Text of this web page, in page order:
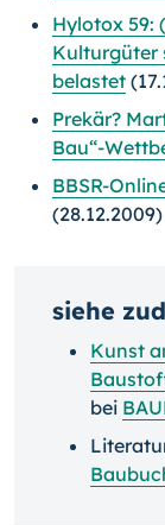
Hylotox 59:
Kulturgüter
belastet
Prekär?
Bau“-
BBSR-
(28.12.2009)
siehe
Kunst
bei